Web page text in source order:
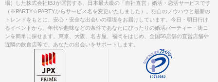
場）した株式会社IBJが運営する、日本最大級の「自社直営」婚活・恋活サービスです
（※PARTY☆PARTYからサービス名を変更いたしました）。独自のノウハウと最新の
トレンドをもとに、安心・安全な出会いの環境をお届けしています。今日・明日行け
るイベントから、年代や趣味などの条件であなたにぴったりの婚活パーティー・街コ
ンを簡単に探せます。東京、大阪、名古屋、福岡をはじめ、全国56店舗の直営店舗や
近隣の飲食店等で、あなたの出会いをサポートします。